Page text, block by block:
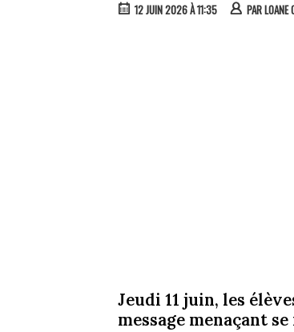
12 JUIN 2026 À 11:35 PARLOANE
Jeudi 11 juin, les
message menaçant